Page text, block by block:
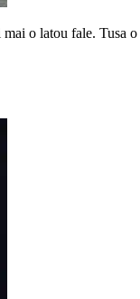
o latou fale. Tusa